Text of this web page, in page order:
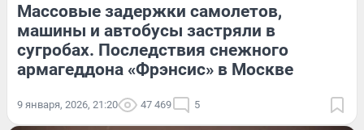
Массовые задержки самолетов,
машины и автобусы застряли в
сугробах. Последствия снежного
армагеддона «Фрэнсис» в Москве
9 января, 2026, 21:20 47 469 5